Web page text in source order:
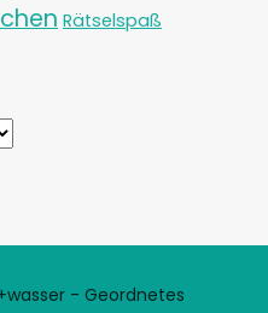
Rätselspaß
- Geordnetes